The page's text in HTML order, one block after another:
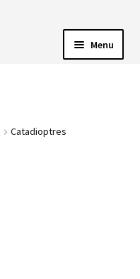
Menu
Catadioptres